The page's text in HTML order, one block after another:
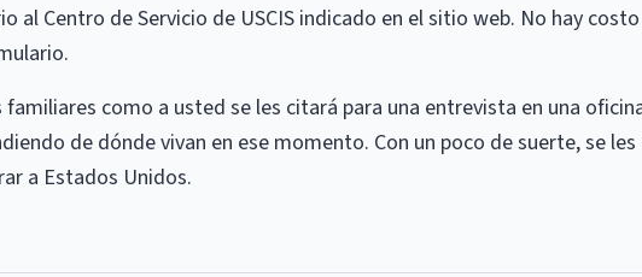
al Centro de Servicio de USCIS indicado en el sitio web. No hay costo
como a usted se les citará para una entrevista en una
de dónde vivan en ese momento. Con un poco de suerte, se les
a Estados Unidos.